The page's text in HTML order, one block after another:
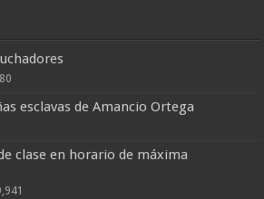
esclavas de Amancio Ortega
clase en horario de máxima